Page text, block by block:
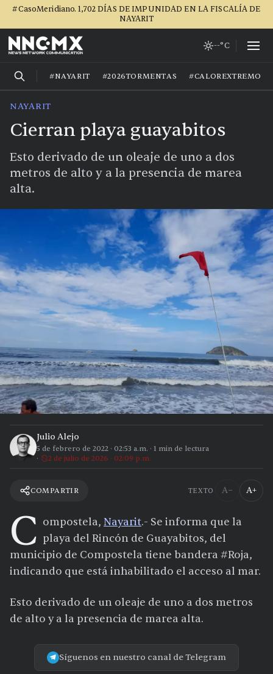
#CasoMeridiano. 1,702 DÍAS DE IMPUNIDAD EN LA FISCALÍA DE
NAYARIT
--°C
#NAYARIT #2026TORMENTAS #CALOREXTREMO
NAYARIT
Cierran playa guayabitos
Esto derivado de un oleaje de uno a dos
metros de alto y a la presencia de marea
alta.
Julio Alejo
5 de febrero de 2022 · 02:53 a.m. · 1 min de lectura
2 de julio de 2026 · 02:09 p.m.
COMPARTIR TEXTO A− A+
C ompostela, Nayarit.- Se informa que la
playa del Rincón de Guayabitos, del
municipio de Compostela tiene bandera #Roja,
indicando que está inhabilitado el acceso al mar.
Esto derivado de un oleaje de uno a dos metros
de alto y a la presencia de marea alta.
Síguenos en nuestro canal de Telegram